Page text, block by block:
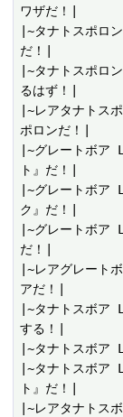
ワザだ！|
|~タナトスポ
だ！|
|~タナトスポロ
るはず！|
|~レアタナトス
ポロンだ！|
|~グレートボア
ト』だ！|
|~グレートボア
ク』だ！|
|~グレートボア
だ！|
|~レアグレート
アだ！|
|~タナトスボア
する！|
|~タナトスボア
|~タナトスボア
ト』だ！|
|~レアタナトス